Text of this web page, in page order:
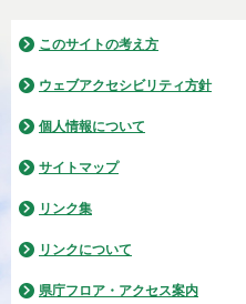
このサイトの考え方
ウェブアクセシビリティ方針
個人情報について
サイトマップ
リンク集
リンクについて
県庁フロア・アクセス案内